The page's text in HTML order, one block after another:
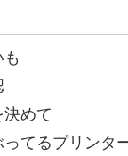
めて
ってるプリンタ